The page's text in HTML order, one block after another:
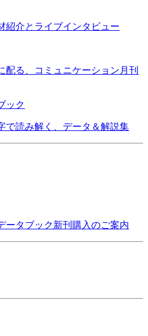
紹介とライブインタビュー
配る、コミュニケーション月刊
で読み解く、データ＆解説集
ータブック新刊購入のご案内